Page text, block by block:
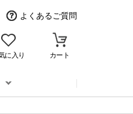
よくあるご質問
に入り カート